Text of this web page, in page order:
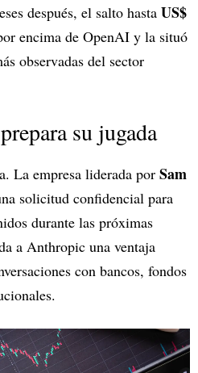
después, el salto hasta US$
encima de OpenAI y la situó
observadas del sector
su jugada
La empresa liderada por Sam
solicitud confidencial para
durante las próximas
a Anthropic una ventaja
con bancos, fondos